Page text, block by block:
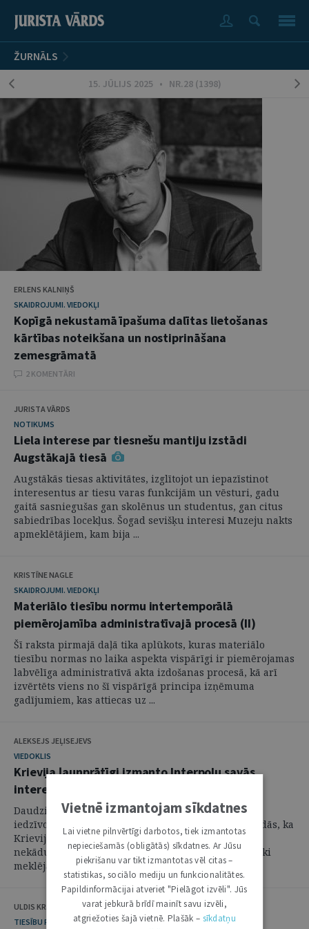
ŽURNĀLS
15. JŪLIJS 2025 • NR.28 (1398)
ERLENS KALNIŅŠ
SKAIDROJUMI. VIEDOKĻI
Kopīgā nekustamā īpašuma dalītas lietošanas
kārtības noteikšana un nostiprināšana
zemesgrāmatā
2 KOMENTĀRI
JURISTA VĀRDS
NOTIKUMS
Liela interese par tiesnešu mantiju izstādi
Augstākajā tiesā
Augstākās tiesas aktivitātes, izglītojot un iepazīstinot
interesentus ar tiesu varas funkcijām un vēsturi, gadu
gaitā sasniegušas gan skolēnus un studentus, gan citus
sabiedrības locekļus. Šogad sevišķu interesi Muzeju nakts
apmeklētājiem, kam bija ...
KRISTĪNE NAGLE
SKAIDROJUMI. VIEDOKĻI
Materiālo tiesību normu intertemporālā
piemērojamība administratīvajā procesā (II)
Šī raksta pirmajā daļā tika aplūkots, kuras materiālo
tiesību normas no laika aspekta vispārīgi ir piemērojamas
labvēlīga administratīvā akta izdošanas procesā, kā arī
izvērtēts viens no šī vispārīgā principa izņēmuma
gadījumiem, kas attiecas uz ...
ALEKSEJS JEĻISEJEVS
VIEDOKLIS
Krievija ļaunprātīgi izmanto Interpolu savās
interesēs
Daudzi Latvijas un citu Eiropas Savienības valstu
iedzīvotāji saskaras ar nepatīkamu problēmu – izrādās, ka
Krievija, kurai viņi nav neko parādā un nav veikuši
nekādus noziegumus, ir iekļāvusi viņus starptautiski
meklējamu personu sarakstā, ...
ULDIS KRASTIŅŠ
TIESĪBU POLITIKA
Vietnē izmantojam sīkdatnes
Lai vietne pilnvērtīgi darbotos, tiek izmantotas
nepieciešamās (obligātās) sīkdatnes. Ar Jūsu
piekrišanu var tikt izmantotas vēl citas –
statistikas, sociālo mediju un funkcionalitātes.
Papildinformācijai atveriet "Pielāgot izvēli". Jūs
varat jebkurā brīdī mainīt savu izvēli,
atgriežoties šajā vietnē. Plašāk – sīkdatņu